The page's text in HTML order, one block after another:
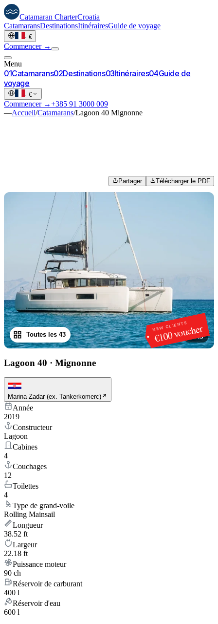
Catamaran CharterCroatia
CatamaransDestinationsItinérairesGuide de voyage
· €
Commencer →
Menu
01Catamarans02Destinations03Itinéraires04Guide de
voyage
· €
Commencer →+385 91 3000 009
—Accueil/Catamarans/Lagoon 40 Mignonne
Partager Télécharger le PDF
NEW CLIENTS
€100 voucher
1/43
Toutes les 43
Lagoon 40 · Mignonne
Marina Zadar (ex. Tankerkomerc)
Année
2019
Constructeur
Lagoon
Cabines
4
Couchages
12
Toilettes
4
Type de grand-voile
Rolling Mainsail
Longueur
38.52 ft
Largeur
22.18 ft
Puissance moteur
90 ch
Réservoir de carburant
400 l
Réservoir d'eau
600 l